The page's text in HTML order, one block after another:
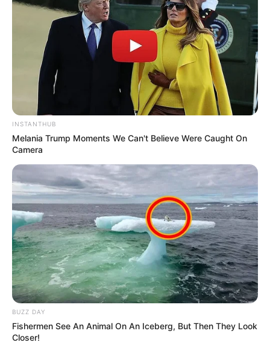
INSTANTHUB
Melania Trump Moments We Can't Believe Were Caught On
Camera
BUZZ DAY
Fishermen See An Animal On An Iceberg, But Then They Look
Closer!